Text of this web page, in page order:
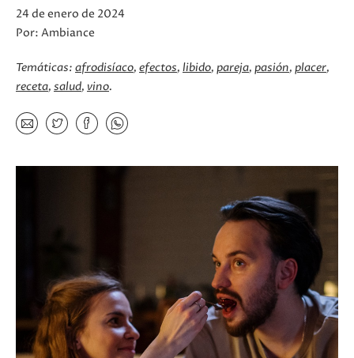
24 de enero de 2024
Por: Ambiance
Temáticas: afrodisíaco efectos libido pareja pasión placer
receta salud vino